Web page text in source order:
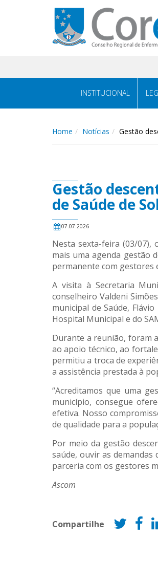
INSTITUCIONAL
Home Notícias Gestão
Gestão
de Saúde de
07.07.2026
Nesta sexta-feira (03/07),
mais uma agenda gestão
permanente com gestores
A visita à Secretaria
conselheiro Valdeni
municipal de Saúde,
Hospital Municipal e do
Durante a reunião, foram
ao apoio técnico, ao
permitiu a troca de
a assistência prestada à
“Acreditamos que uma
município, consegue
efetiva. Nosso
de qualidade para a
Por meio da gestão
saúde, ouvir as demandas
parceria com os gestores
Ascom
Compartilhe